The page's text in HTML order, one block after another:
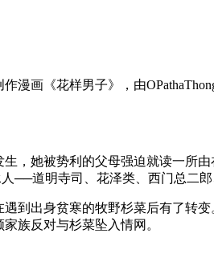
漫画《花样男子》，由
，她被势利的父母强迫就读一所
人──道明寺司、花泽类、西门总二
到出身贫寒的牧野杉菜后有了转
族反对与杉菜坠入情网。